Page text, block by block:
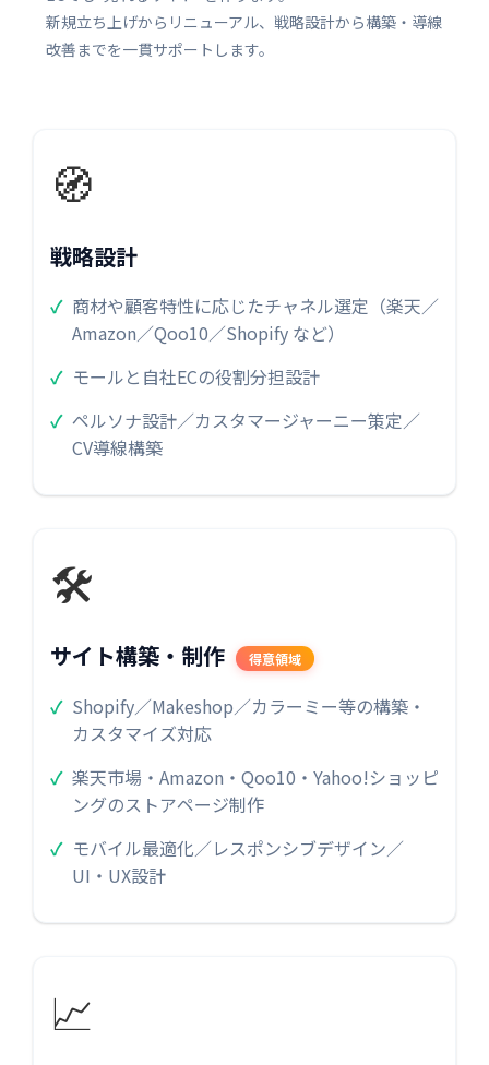
新規立ち上げからリニューアル、戦略設計から構築・導線
改善までを一貫サポートします。
🧭
戦略設計
商材や顧客特性に応じたチャネル選定（楽天／
Amazon／Qoo10／Shopify など）
モールと自社ECの役割分担設計
ペルソナ設計／カスタマージャーニー策定／
CV導線構築
🛠
サイト構築・制作 得意領域
Shopify／Makeshop／カラーミー等の構築・
カスタマイズ対応
楽天市場・Amazon・Qoo10・Yahoo!ショッピ
ングのストアページ制作
モバイル最適化／レスポンシブデザイン／
UI・UX設計
📈